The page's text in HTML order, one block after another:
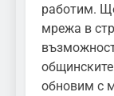
работим.
мрежа в
обновим с